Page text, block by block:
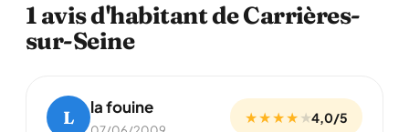
1 avis d'habitant de Carrières-
sur-Seine
L la fouine
★ ★ ★ ★★4,0/5